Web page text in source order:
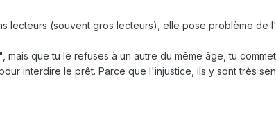
lecteurs (souvent gros lecteurs), elle pose problème de
que tu le refuses à un autre du même âge, tu
interdire le prêt. Parce que l'injustice, ils y sont très